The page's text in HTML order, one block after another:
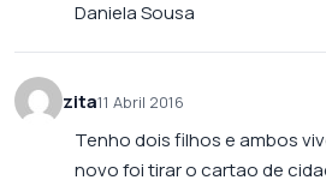
Daniela Sousa
zita11 Abril 2016
Tenho dois filhos e ambos
novo foi tirar o cartao de